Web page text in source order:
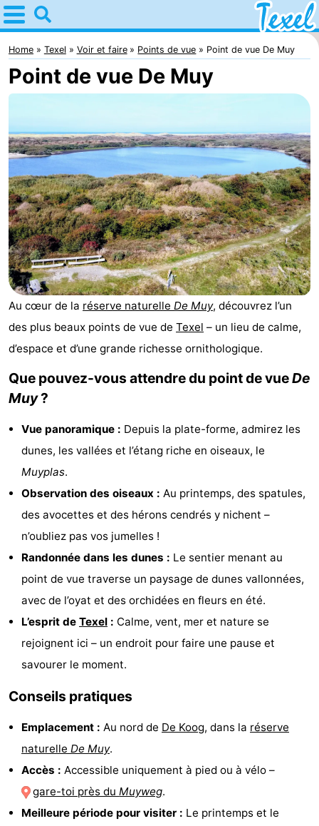
Home
Texel
Astuces
les
enfants
Villages
-
Den
Burg
-
Den
Hoorn
-
De
Cocksdorp
-
De
Koog
-
Oudeschild
De
Waal
-
Oosterend
Nature
Plus
beaux
points
vue
Passer
la
nuit
Appartements
Bosch
Zee
-
Vlijt
Hoeve
-
en
Zeezicht
Strandhuys
-
Strandplevier
Campings
Chambre
d'hôtes
Chaumières
-
Home Texel Voir et faire Points de vue Point de vue De Muy
Point de vue De Muy
Au cœur de la réserve naturelle De Muy, découvrez l’un
des plus beaux points de vue de Texel – un lieu de calme,
d’espace et d’une grande richesse ornithologique.
Que pouvez-vous attendre du point de vueDe
Muy?
Vue panoramique : Depuis la plate-forme, admirez les
dunes, les vallées et l’étang riche en oiseaux, le
Muyplas.
Observation des oiseaux : Au printemps, des spatules,
des avocettes et des hérons cendrés y nichent –
n’oubliez pas vos jumelles !
Randonnée dans les dunes : Le sentier menant au
point de vue traverse un paysage de dunes vallonnées,
avec de l’oyat et des orchidées en fleurs en été.
L’esprit de Texel : Calme, vent, mer et nature se
rejoignent ici – un endroit pour faire une pause et
savourer le moment.
Conseils pratiques
Emplacement : Au nord de De Koog, dans la réserve
naturelle De Muy.
Accès : Accessible uniquement à pied ou à vélo –
gare-toi près duMuyweg.
Meilleure période pour visiter : Le printemps et le